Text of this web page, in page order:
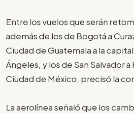
Entre los vuelos que serán
además de los de Bogotá a
Ciudad de Guatemala a la
Ángeles, y los de San Salvador
Ciudad de México, precisó la
La aerolínea señaló que los